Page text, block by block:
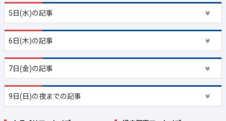
5日(水)の記事
6日(木)の記事
7日(金)の記事
9日(日)の夜までの記事